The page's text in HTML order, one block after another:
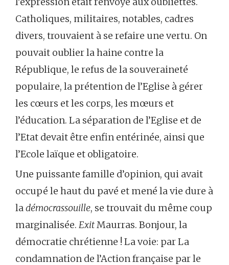
Catholiques, militaires, notables, cadres
divers, trouvaient à se refaire une vertu. On
pouvait oublier la haine contre la
République, le refus de la souveraineté
populaire, la prétention de l’Eglise à gérer
les cœurs et les corps, les mœurs et
l’éducation. La séparation de l’Eglise et de
l’Etat devait être enfin entérinée, ainsi que
l’Ecole laïque et obligatoire.
Une puissante famille d’opinion, qui avait
occupé le haut du pavé et mené la vie dure à
ladémocrassouille, se trouvait du même coup
marginalisée. ExitMaurras. Bonjour, la
démocratie chrétienne ! La voie: par La
condamnation de l’Action française par le